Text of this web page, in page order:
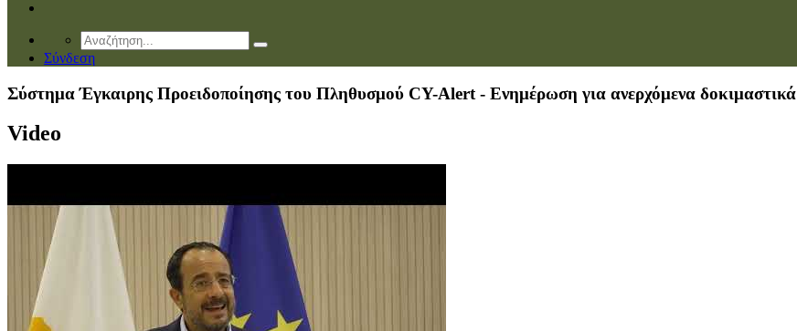
Σύνδεση
Σύστημα Έγκαιρης Προειδοποίησης του Πληθυσμού CY-Alert - Ενημέρωση για ανερχόμενα δοκιμαστικά
Video